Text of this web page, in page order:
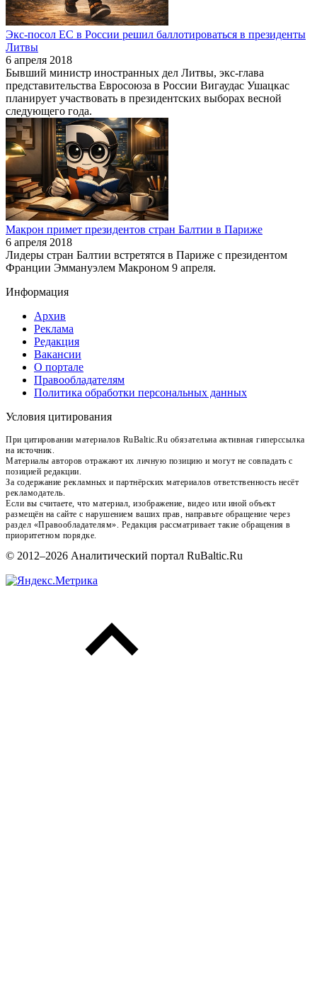
Экс-посол ЕС в России решил баллотироваться в президенты
Литвы
6 апреля 2018
Бывший министр иностранных дел Литвы, экс-глава
представительства Евросоюза в России Вигаудас Ушацкас
планирует участвовать в президентских выборах весной
следующего года.
Макрон примет президентов стран Балтии в Париже
6 апреля 2018
Лидеры стран Балтии встретятся в Париже с президентом
Франции Эммануэлем Макроном 9 апреля.
Информация
Архив
Реклама
Редакция
Вакансии
О портале
Правообладателям
Политика обработки персональных данных
Условия цитирования
При цитировании материалов RuBaltic.Ru обязательна активная гиперссылка
на источник.
Материалы авторов отражают их личную позицию и могут не совпадать с
позицией редакции.
За содержание рекламных и партнёрских материалов ответственность несёт
рекламодатель.
Если вы считаете, что материал, изображение, видео или иной объект
размещён на сайте с нарушением ваших прав, направьте обращение через
раздел «Правообладателям». Редакция рассматривает такие обращения в
приоритетном порядке.
© 2012–2026 Аналитический портал RuBaltic.Ru